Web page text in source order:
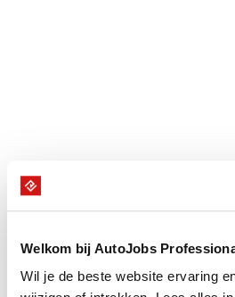
Welkom bij AutoJobs
Wil je de beste website ervaring